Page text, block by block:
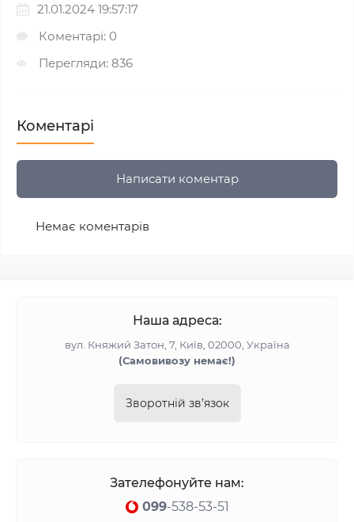
21.01.2024 19:57:17
Коментарі: 0
Перегляди: 836
Коментарі
Написати коментар
Немає коментарів
Наша адреса:
вул. Княжий Затон, 7, Київ, 02000, Україна
(Самовивозу немає!)
Зворотній зв’язок
Зателефонуйте нам:
099-538-53-51